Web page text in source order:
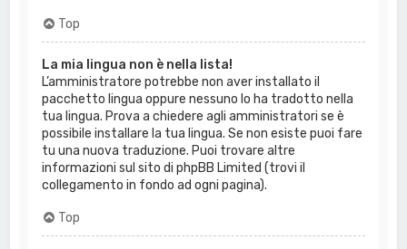
Top
La mia lingua non è nella lista!
L’amministratore potrebbe non aver installato il
pacchetto lingua oppure nessuno lo ha tradotto nella
tua lingua. Prova a chiedere agli amministratori se è
possibile installare la tua lingua. Se non esiste puoi fare
tu una nuova traduzione. Puoi trovare altre
informazioni sul sito di phpBB Limited (trovi il
collegamento in fondo ad ogni pagina).
Top